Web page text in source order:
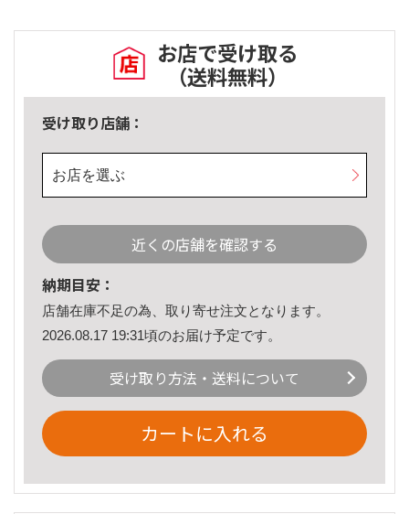
お店で受け取る
（送料無料）
受け取り店舗：
お店を選ぶ
近くの店舗を確認する
納期目安：
店舗在庫不足の為、取り寄せ注文となります。
2026.08.17 19:31頃のお届け予定です。
受け取り方法・送料について
カートに入れる